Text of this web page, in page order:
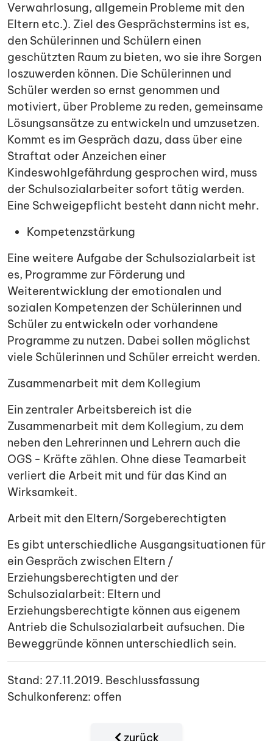
Verwahrlosung, allgemein Probleme mit den
Eltern etc.). Ziel des Gesprächstermins ist es,
den Schülerinnen und Schülern einen
geschützten Raum zu bieten, wo sie ihre Sorgen
loszuwerden können. Die Schülerinnen und
Schüler werden so ernst genommen und
motiviert, über Probleme zu reden, gemeinsame
Lösungsansätze zu entwickeln und umzusetzen.
Kommt es im Gespräch dazu, dass über eine
Straftat oder Anzeichen einer
Kindeswohlgefährdung gesprochen wird, muss
der Schulsozialarbeiter sofort tätig werden.
Eine Schweigepflicht besteht dann nicht mehr.
Kompetenzstärkung
Eine weitere Aufgabe der Schulsozialarbeit ist
es, Programme zur Förderung und
Weiterentwicklung der emotionalen und
sozialen Kompetenzen der Schülerinnen und
Schüler zu entwickeln oder vorhandene
Programme zu nutzen. Dabei sollen möglichst
viele Schülerinnen und Schüler erreicht werden.
Zusammenarbeit mit dem Kollegium
Ein zentraler Arbeitsbereich ist die
Zusammenarbeit mit dem Kollegium, zu dem
neben den Lehrerinnen und Lehrern auch die
OGS - Kräfte zählen. Ohne diese Teamarbeit
verliert die Arbeit mit und für das Kind an
Wirksamkeit.
Arbeit mit den Eltern/Sorgeberechtigten
Es gibt unterschiedliche Ausgangsituationen für
ein Gespräch zwischen Eltern /
Erziehungsberechtigten und der
Schulsozialarbeit: Eltern und
Erziehungsberechtigte können aus eigenem
Antrieb die Schulsozialarbeit aufsuchen. Die
Beweggründe können unterschiedlich sein.
Stand: 27.11.2019. Beschlussfassung
Schulkonferenz: offen
zurück